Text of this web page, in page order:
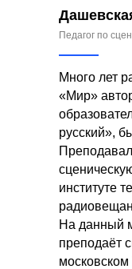
Педагог по
Много лет
«Мир»
русский»,
институте
На данный
преподаёт